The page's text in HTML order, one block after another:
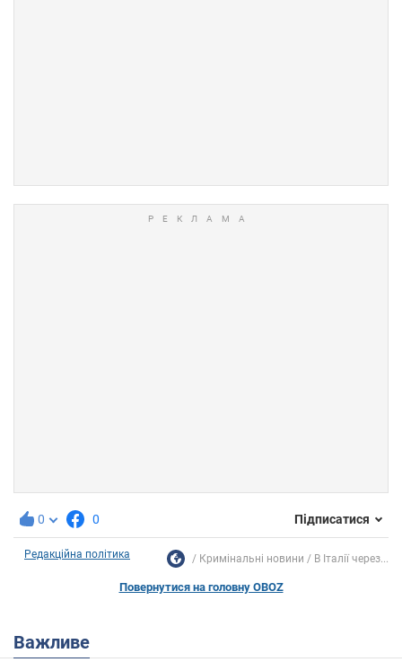
0 0 Підписатися
Редакційна політика Кримінальні новини В Італії через...
Повернутися на головну OBOZ
Важливе